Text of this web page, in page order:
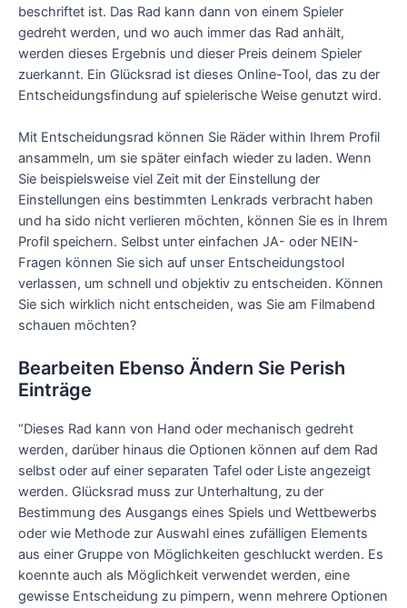
beschriftet ist. Das Rad kann dann von einem Spieler
gedreht werden, und wo auch immer das Rad anhält,
werden dieses Ergebnis und dieser Preis deinem Spieler
zuerkannt. Ein Glücksrad ist dieses Online-Tool, das zu der
Entscheidungsfindung auf spielerische Weise genutzt wird.
Mit Entscheidungsrad können Sie Räder within Ihrem Profil
ansammeln, um sie später einfach wieder zu laden. Wenn
Sie beispielsweise viel Zeit mit der Einstellung der
Einstellungen eins bestimmten Lenkrads verbracht haben
und ha sido nicht verlieren möchten, können Sie es in Ihrem
Profil speichern. Selbst unter einfachen JA- oder NEIN-
Fragen können Sie sich auf unser Entscheidungstool
verlassen, um schnell und objektiv zu entscheiden. Können
Sie sich wirklich nicht entscheiden, was Sie am Filmabend
schauen möchten?
Bearbeiten Ebenso Ändern Sie Perish
Einträge
“Dieses Rad kann von Hand oder mechanisch gedreht
werden, darüber hinaus die Optionen können auf dem Rad
selbst oder auf einer separaten Tafel oder Liste angezeigt
werden. Glücksrad muss zur Unterhaltung, zu der
Bestimmung des Ausgangs eines Spiels und Wettbewerbs
oder wie Methode zur Auswahl eines zufälligen Elements
aus einer Gruppe von Möglichkeiten geschluckt werden. Es
koennte auch als Möglichkeit verwendet werden, eine
gewisse Entscheidung zu pimpern, wenn mehrere Optionen